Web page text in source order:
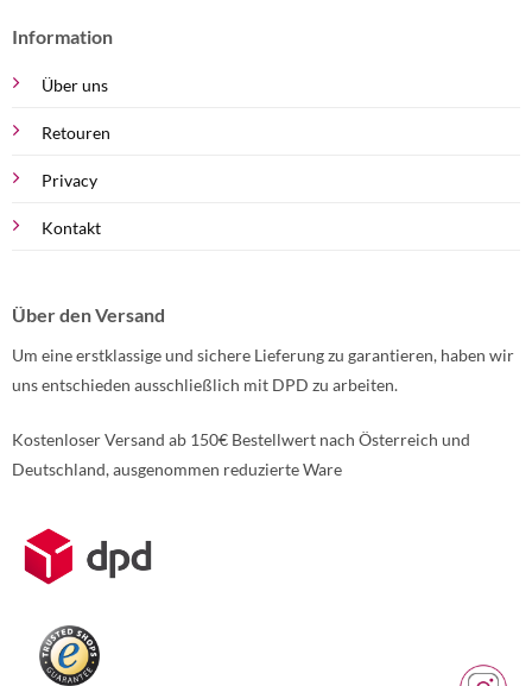
Information
Über uns
Retouren
Privacy
Kontakt
Über den Versand
Um eine erstklassige und sichere Lieferung zu garantieren, haben wir
uns entschieden ausschließlich mit DPD zu arbeiten.
Kostenloser Versand ab 150€ Bestellwert nach Österreich und
Deutschland, ausgenommen reduzierte Ware
Weitere Informationen über den gesperrten Inhalt.